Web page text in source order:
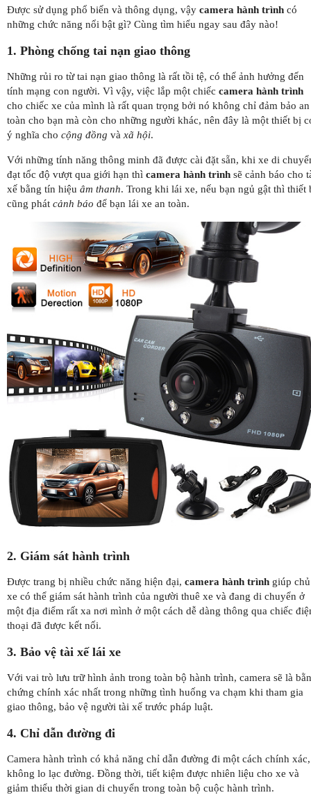
Được sử dụng phổ biến và thông dụng, vậy camera hành trình có
những chức năng nổi bật gì? Cùng tìm hiểu ngay sau đây nào!
1. Phòng chống tai nạn giao thông
Những rủi ro từ tai nạn giao thông là rất tồi tệ, có thể ảnh hưởng đến
tính mạng con người. Vì vậy, việc lắp một chiếc camera hành trình
cho chiếc xe của mình là rất quan trọng bởi nó không chỉ đảm bảo an
toàn cho bạn mà còn cho những người khác, nên đây là một thiết bị
ý nghĩa cho cộng đồng và xã hội.
Với những tính năng thông minh đã được cài đặt sẵn, khi xe di
đạt tốc độ vượt qua giới hạn thì camera hành trình sẽ cảnh báo cho
xế bằng tín hiệu âm thanh. Trong khi lái xe, nếu bạn ngủ gật thì thiết
cũng phát cảnh báo để bạn lái xe an toàn.
2. Giám sát hành trình
Được trang bị nhiều chức năng hiện đại, camera hành trình giúp chủ
xe có thể giám sát hành trình của người thuê xe và đang di chuyển ở
một địa điểm rất xa nơi mình ở một cách dễ dàng thông qua chiếc
thoại đã được kết nối.
3. Bảo vệ tài xế lái xe
Với vai trò lưu trữ hình ảnh trong toàn bộ hành trình, camera sẽ là
chứng chính xác nhất trong những tình huống va chạm khi tham gia
giao thông, bảo vệ người tài xế trước pháp luật.
4. Chỉ dẫn đường đi
Camera hành trình có khả năng chỉ dẫn đường đi một cách chính xác,
không lo lạc đường. Đồng thời, tiết kiệm được nhiên liệu cho xe và
giảm thiểu thời gian di chuyển trong toàn bộ cuộc hành trình.